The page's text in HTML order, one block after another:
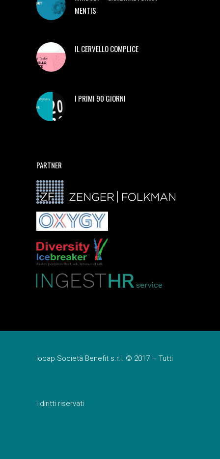
MENTIS
IL CERVELLO COMPLICE
I PRIMI 90 GIORNI
PARTNER
Iocap Società Benefit s.r.l. © 2017 – Tutti
i diritti riservati